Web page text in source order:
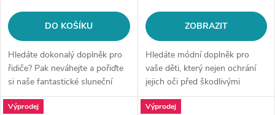
DO KOŠÍKU
Hledáte dokonalý doplněk pro
řidiče? Pak neváhejte a pořiďte
si naše fantastické sluneční
brýle! Tyto brýle nejenom, že
ochrání Vaše oči před
ZOBRAZIT
Hledáte módní doplněk pro
vaše děti, který nejen ochrání
jejich oči před škodlivými
paprsky slunce, ale bude také
skvěle vypadat? Pak jste na
Výprodej Výprodej